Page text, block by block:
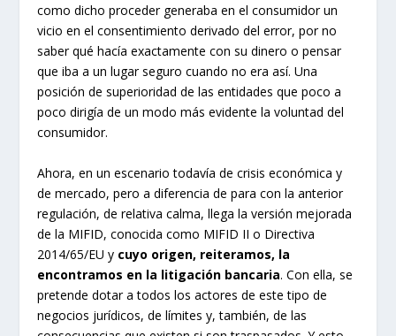
como dicho proceder generaba en el consumidor un
vicio en el consentimiento derivado del error, por no
saber qué hacía exactamente con su dinero o pensar
que iba a un lugar seguro cuando no era así. Una
posición de superioridad de las entidades que poco a
poco dirigía de un modo más evidente la voluntad del
consumidor.
Ahora, en un escenario todavía de crisis económica y
de mercado, pero a diferencia de para con la anterior
regulación, de relativa calma, llega la versión mejorada
de la MIFID, conocida como MIFID II o Directiva
2014/65/EU y cuyo origen, reiteramos, la
encontramos en la litigación bancaria. Con ella, se
pretende dotar a todos los actores de este tipo de
negocios jurídicos, de límites y, también, de las